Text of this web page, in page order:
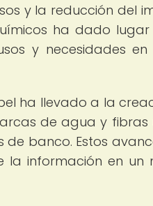
y la reducción del
ha dado
y necesidades
ha llevado a la
de agua y fibras
banco. Estos
información en un